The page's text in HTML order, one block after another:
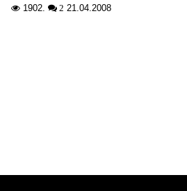
 1902.  2 21.04.2008